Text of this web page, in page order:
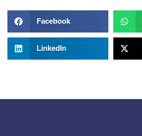
Facebook
LinkedIn